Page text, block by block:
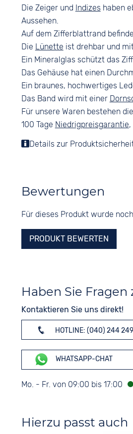
Die Zeiger und Indizes haben
Aussehen.
Auf dem Zifferblattrand
Die Lünette ist drehbar und
Ein Mineralglas schützt das
Das Gehäuse hat einen
Ein braunes, hochwertiges
Das Band wird mit einer
Für unsere Waren bestehen
100 Tage Niedrigpreisgarantie
Details zur
Bewertungen
Für dieses Produkt wurde
PRODUKT BEWERTEN
Haben Sie
Kontaktieren Sie uns direkt!
HOTLINE: (040) 244
WHATSAPP-CHAT
Mo. - Fr. von 09:00 bis 17:00
Hierzu passt auch